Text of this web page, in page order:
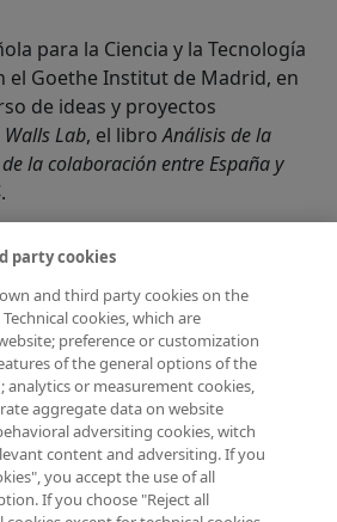
para la Ciencia y la Tecnología
el Goethe Institut de Madrid, en
de ideas y proyectos
Lab, el libroAnálisis de la
la colaboración entre España y
.
científica excelente
España
científica excelente se
de I+D+i (ICONO), que
Española para la Ciencia y la
ha publicado un informe en el
científica de España durante
a través del estudio de varios
Estos indicadores
party cookies
and third party cookies on the
cookies, which are
preference or customization
of the general options of the
analytics or measurement cookies,
aggregate data on website
adversiting cookies, witch
content and adversiting. If you
you accept the use of all
If you choose "Reject all